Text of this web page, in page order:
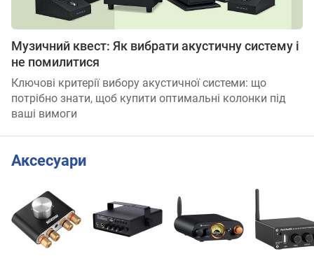
Музичний квест: Як вибрати акустичну систему і
не помилитися
Ключові критерії вибору акустичної системи: що
потрібно знати, щоб купити оптимальні колонки під
ваші вимоги
Аксесуари